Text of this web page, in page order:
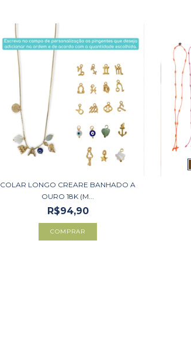
COLAR LONGO CREARE BANHADO A
OURO 18K (M...
R$94,90
COMPRAR